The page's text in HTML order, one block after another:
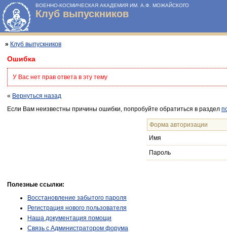
ВОЕННО-КОСМИЧЕСКАЯ АКАДЕМИЯ ИМ. А.Ф. МОЖАЙСКОГО
Клуб выпускников
» Клуб выпускников
Ошибка
У Вас нет прав ответа в эту тему
« Вернуться назад
Если Вам неизвестны причины ошибки, попробуйте обратиться в раздел
Форма авторизации
Имя
Пароль
Полезные ссылки:
Восстановление забытого пароля
Регистрация нового пользователя
Наша документация помощи
Связь с Администратором форума